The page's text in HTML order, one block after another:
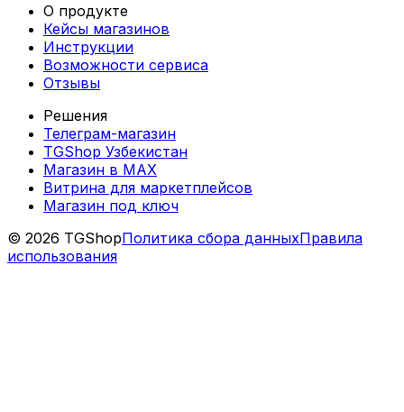
О продукте
Кейсы магазинов
Инструкции
Возможности сервиса
Отзывы
Решения
Телеграм-магазин
TGShop Узбекистан
Магазин в MAX
Витрина для маркетплейсов
Магазин под ключ
© 2026 TGShopПолитика сбора данныхПравила
использования